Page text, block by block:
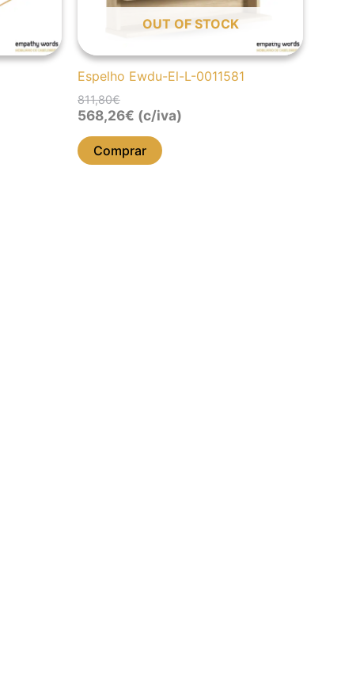
OUT OF STOCK
Espelho Ewdu-El-L-0011581
811,80€
568,26€ (c/iva)
Comprar